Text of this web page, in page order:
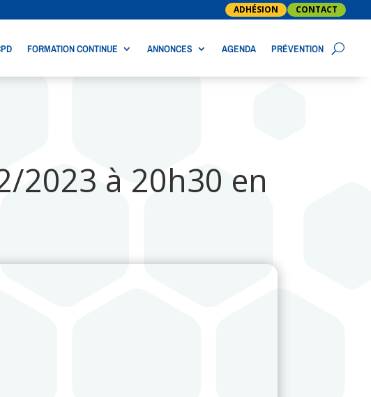
ADHÉSION CONTACT
FORMATION CONTINUE ANNONCES AGENDA PRÉVENTION
2023 à 20h30 en